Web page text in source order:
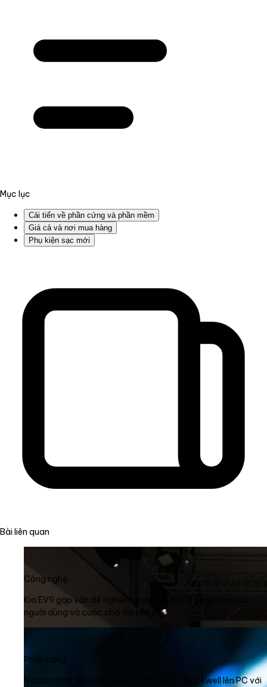
Mục lục
Cải tiến về phần cứng và phần mềm
Giá cả và nơi mua hàng
Phụ kiện sạc mới
Bài liên quan
Công nghệ
Kia EV9 gặp vấn đề nghiêm trọng về pin: Trải nghiệm của
người dùng và cuộc chờ đợi kéo dài
Phần cứng
Nvidia chính thức đưa siêu vi xử lý Grace Blackwell lên PC với